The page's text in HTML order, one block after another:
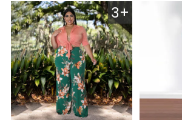
3+